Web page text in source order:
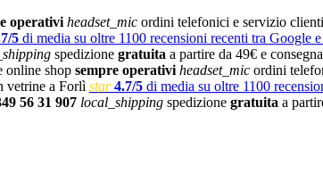
operativi headset_mic ordini telefonici e servizio clienti
5 di media su oltre 1100 recensioni recenti tra Google
spedizione gratuita a partire da 49€ e
online shop sempre operativi headset_mic ordini
vetrine a Forlì star 4.7/5 di media su oltre 1100
56 31 907 local_shipping spedizione gratuita a